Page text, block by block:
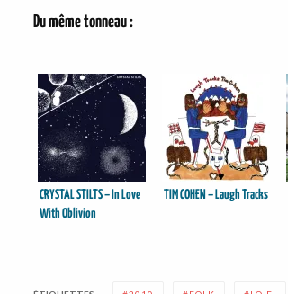
Du même tonneau :
CRYSTAL STILTS – In Love
With Oblivion
TIM COHEN – Laugh Tracks